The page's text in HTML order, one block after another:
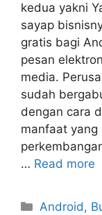
kedua yakni
sayap
gratis bagi
pesan
media.
sudah
dengan cara
manfaat
… Read more
Categories
Android ,